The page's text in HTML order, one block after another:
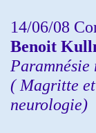
14/06/08
Benoit
( Magritte
neurologie)